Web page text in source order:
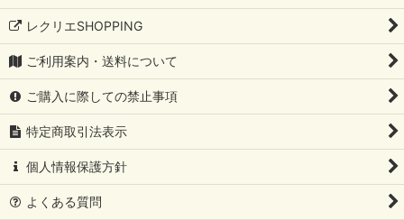
レクリエSHOPPING
ご利用案内・送料について
ご購入に際しての禁止事項
特定商取引法表示
個人情報保護方針
よくある質問